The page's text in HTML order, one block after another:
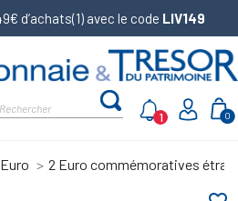
d’achats(1) avec le code LIV149
0
1
2 Euro commémoratives